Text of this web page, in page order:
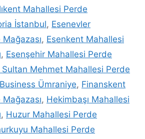
Mahallesi Perde
İstanbul, Esenevler
, Esenkent Mahallesi
, Esenşehir Mahallesi Perde
Sultan Mehmet Mahallesi Perde
Ümraniye, Finanskent
, Hekimbaşı Mahallesi
, Huzur Mahallesi Perde
Mahallesi Perde